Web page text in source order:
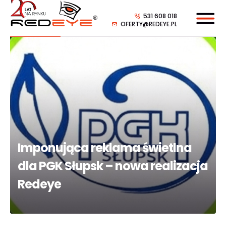
531 608 018
OFERTY@REDEYE.PL
Imponująca reklama świetlna
dla PGK Słupsk – nowa realizacja
Redeye